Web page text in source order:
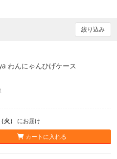
絞り込み
わんにゃんひげケース
火） にお届け
カートに入れる